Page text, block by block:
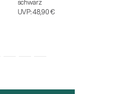
schwarz
UVP:48,90 €